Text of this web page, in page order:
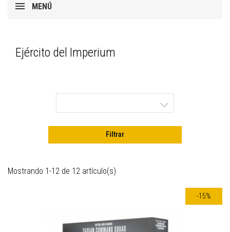
MENÚ
Ejército del Imperium

Filtrar
Mostrando 1-12 de 12 artículo(s)
-15%